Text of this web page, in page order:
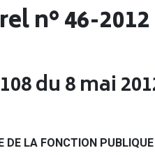
n° 46-2012
du 8 mai
DE LA FONCTION PUBLIQUE